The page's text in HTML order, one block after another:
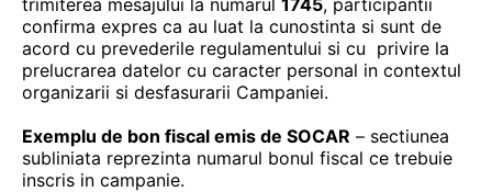
trimiterea mesajului la numarul 1745, participantii
confirma expres ca au luat la cunostinta si sunt de
acord cu prevederile regulamentului si cu privire la
prelucrarea datelor cu caracter personal in contextul
organizarii si desfasurarii Campaniei.
Exemplu de bon fiscal emis de SOCAR – sectiunea
subliniata reprezinta numarul bonul fiscal ce trebuie
inscris in campanie.